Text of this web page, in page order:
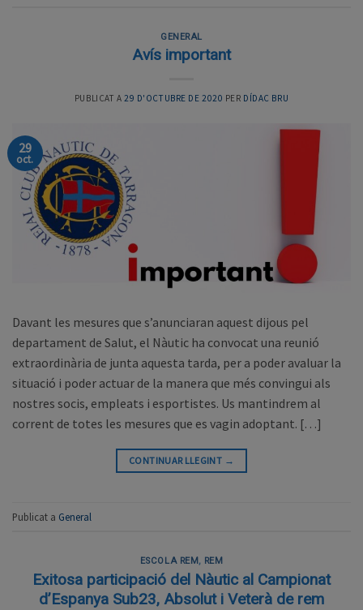
GENERAL
Avís important
PUBLICAT A29 D'OCTUBRE DE 2020 PER DÍDAC BRU
29
oct.
Davant les mesures que s’anunciaran aquest dijous pel
departament de Salut, el Nàutic ha convocat una reunió
extraordinària de junta aquesta tarda, per a poder avaluar la
situació i poder actuar de la manera que més convingui als
nostres socis, empleats i esportistes. Us mantindrem al
corrent de totes les mesures que es vagin adoptant. […]
CONTINUAR LLEGINT →
Publicat a General
ESCOLA REM , REM
Exitosa participació del Nàutic al Campionat
d’Espanya Sub23, Absolut i Veterà de rem